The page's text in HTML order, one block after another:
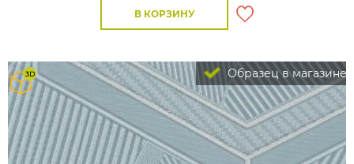
В КОРЗИНУ
Образец в магазине